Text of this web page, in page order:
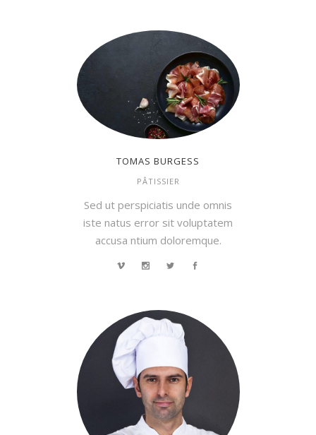
TOMAS BURGESS
PÂTISSIER
Sed ut perspiciatis unde omnis
iste natus error sit voluptatem
accusa ntium doloremque.